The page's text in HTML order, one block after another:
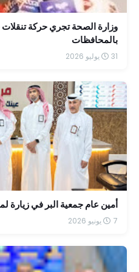
وزارة الصحة تجري حركة تنقلات
بالمحافظات
31 يوليو 2026
أمين عام جمعية البر في زيارة
7 يونيو 2026